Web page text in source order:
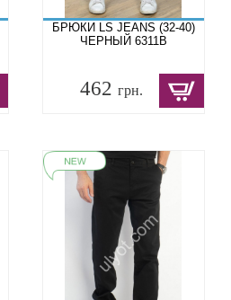
БРЮКИ LS JEANS (32-40)
ЧЕРНЫЙ 6311B
462грн.